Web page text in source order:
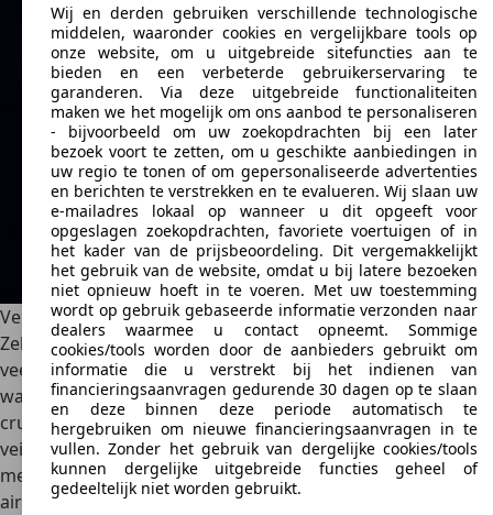
Veiligheid
Zelfs in de standaarduitrusting van de basismodellen werd
veel nadruk gelegd op de veiligheid van de passagiers. Zo
was er ESP inclusief remassistentie, en adaptieve radar
cruise control. De uitgebreide passieve
veiligheidsuitrusting omvatte ook twee frontale airbags
met ongevalsafhankelijke ontplooiingsintensiteit, vier zij-
airbags en twee windowbags om de volledige flanken van
Wij en derden gebruiken verschillende technologische
middelen, waaronder cookies en vergelijkbare tools op
onze website, om u uitgebreide sitefuncties aan te
bieden en een verbeterde gebruikerservaring te
garanderen. Via deze uitgebreide functionaliteiten
maken we het mogelijk om ons aanbod te personaliseren
- bijvoorbeeld om uw zoekopdrachten bij een later
bezoek voort te zetten, om u geschikte aanbiedingen in
uw regio te tonen of om gepersonaliseerde advertenties
en berichten te verstrekken en te evalueren. Wij slaan uw
e-mailadres lokaal op wanneer u dit opgeeft voor
opgeslagen zoekopdrachten, favoriete voertuigen of in
het kader van de prijsbeoordeling. Dit vergemakkelijkt
het gebruik van de website, omdat u bij latere bezoeken
niet opnieuw hoeft in te voeren. Met uw toestemming
wordt op gebruik gebaseerde informatie verzonden naar
dealers waarmee u contact opneemt. Sommige
cookies/tools worden door de aanbieders gebruikt om
informatie die u verstrekt bij het indienen van
financieringsaanvragen gedurende 30 dagen op te slaan
en deze binnen deze periode automatisch te
hergebruiken om nieuwe financieringsaanvragen in te
vullen. Zonder het gebruik van dergelijke cookies/tools
kunnen dergelijke uitgebreide functies geheel of
gedeeltelijk niet worden gebruikt.